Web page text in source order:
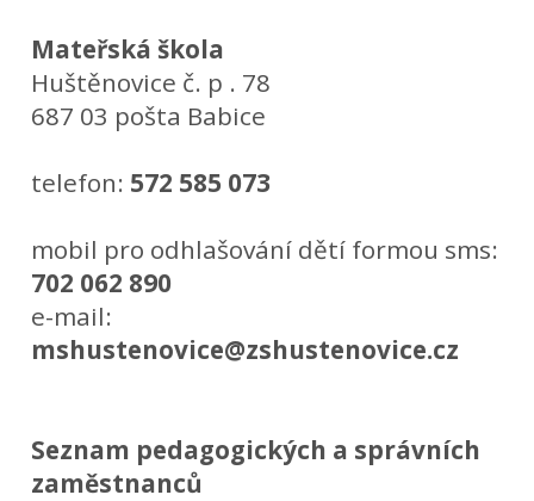
Mateřská škola
Huštěnovice č. p . 78
687 03 pošta Babice
telefon: 572 585 073
mobil pro odhlašování dětí formou sms:
702 062 890
e-mail:
mshustenovice@zshustenovice.cz
Seznam pedagogických a správních
zaměstnanců